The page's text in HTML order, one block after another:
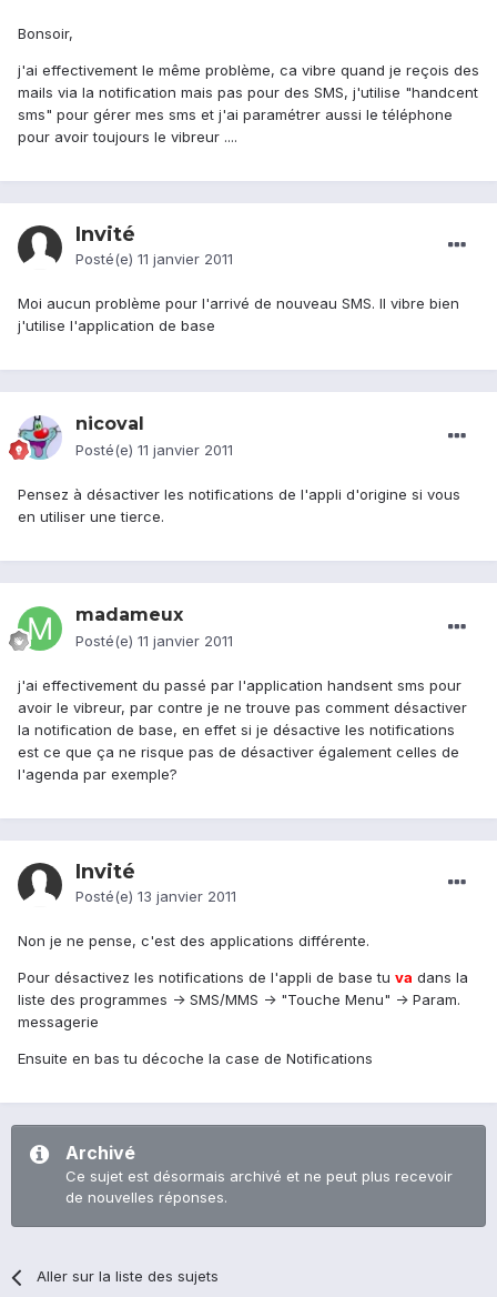
Bonsoir,
j'ai effectivement le même problème, ca vibre quand je reçois des
mails via la notification mais pas pour des SMS, j'utilise "handcent
sms" pour gérer mes sms et j'ai paramétrer aussi le téléphone
pour avoir toujours le vibreur ....
Invité
Posté(e) 11 janvier 2011
Moi aucun problème pour l'arrivé de nouveau SMS. Il vibre bien
j'utilise l'application de base
nicoval
Posté(e) 11 janvier 2011
Pensez à désactiver les notifications de l'appli d'origine si vous
en utiliser une tierce.
madameux
Posté(e) 11 janvier 2011
j'ai effectivement du passé par l'application handsent sms pour
avoir le vibreur, par contre je ne trouve pas comment désactiver
la notification de base, en effet si je désactive les notifications
est ce que ça ne risque pas de désactiver également celles de
l'agenda par exemple?
Invité
Posté(e) 13 janvier 2011
Non je ne pense, c'est des applications différente.
Pour désactivez les notifications de l'appli de base tu va dans la
liste des programmes -> SMS/MMS -> "Touche Menu" -> Param.
messagerie
Ensuite en bas tu décoche la case de Notifications
Archivé
Ce sujet est désormais archivé et ne peut plus recevoir
de nouvelles réponses.
Aller sur la liste des sujets